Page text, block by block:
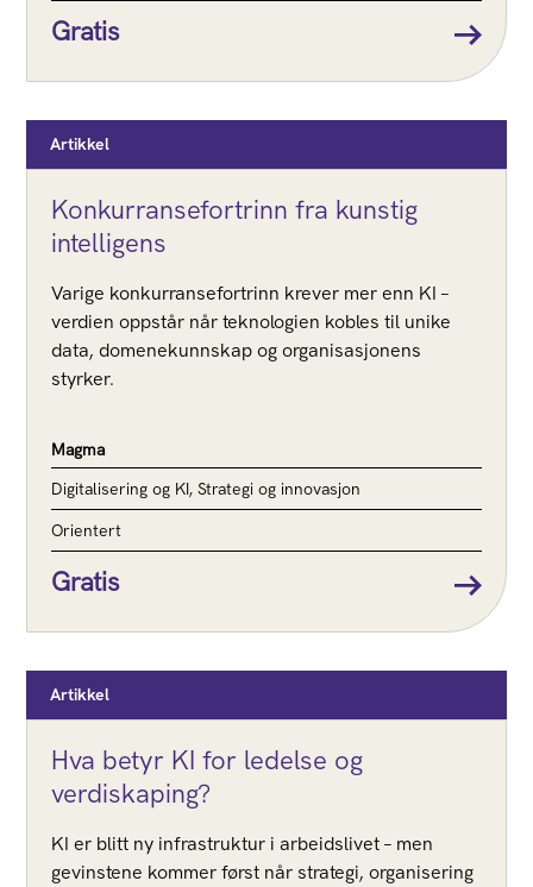
Gratis
Artikkel
Konkurransefortrinn fra kunstig
intelligens
Varige konkurransefortrinn krever mer enn KI –
verdien oppstår når teknologien kobles til unike
data, domenekunnskap og organisasjonens
styrker.
Magma
Digitalisering og KI, Strategi og innovasjon
Orientert
Gratis
Artikkel
Hva betyr KI for ledelse og
verdiskaping?
KI er blitt ny infrastruktur i arbeidslivet – men
gevinstene kommer først når strategi, organisering